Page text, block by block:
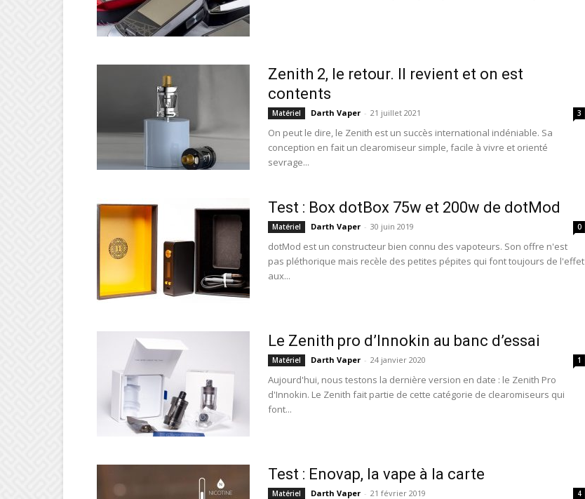
Zenith 2, le retour. Il revient et on est
contents
Matériel Darth Vaper - 21 juillet 2021 3
On peut le dire, le Zenith est un succès international indéniable. Sa
conception en fait un clearomiseur simple, facile à vivre et orienté
sevrage...
Test : Box dotBox 75w et 200w de dotMod
Matériel Darth Vaper - 30 juin 2019 0
dotMod est un constructeur bien connu des vapoteurs. Son offre n'est
pas pléthorique mais recèle des petites pépites qui font toujours de l'effet
aux...
Le Zenith pro d’Innokin au banc d’essai
Matériel Darth Vaper - 24 janvier 2020 1
Aujourd'hui, nous testons la dernière version en date : le Zenith Pro
d'Innokin. Le Zenith fait partie de cette catégorie de clearomiseurs qui
font...
Test : Enovap, la vape à la carte
Matériel Darth Vaper - 21 février 2019 4